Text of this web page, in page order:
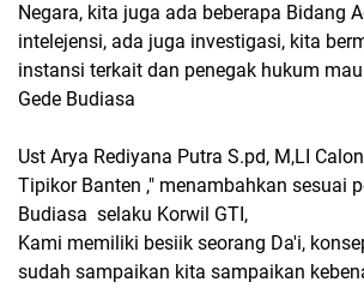
Negara, kita juga ada beberapa Bidang
intelejensi, ada juga investigasi, kita
instansi terkait dan penegak hukum
Gede Budiasa
Ust Arya Rediyana Putra S.pd, M,LI
Tipikor Banten ," menambahkan sesuai
Budiasa selaku Korwil GTI,
Kami memiliki besiik seorang Da'i,
sudah sampaikan kita sampaikan